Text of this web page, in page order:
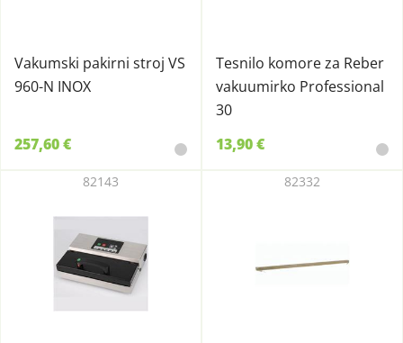
Vakumski pakirni stroj VS
960-N INOX
257,60 €
Tesnilo komore za Reber
vakuumirko Professional
30
13,90 €
82143 82332